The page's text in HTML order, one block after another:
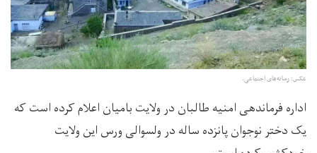
عکس: رسانه‌های اجتماعی.
اداره فرماندهی امنیه طالبان در ولایت بامیان اعلام کرده است که
یک دختر نوجوان پانزده ساله در ولسوالی ورس این ولایت